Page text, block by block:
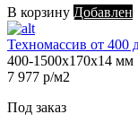
В корзину Добавлен
Техномассив от 400
400-1500х170х14 мм
7 977 р/м2
Под заказ